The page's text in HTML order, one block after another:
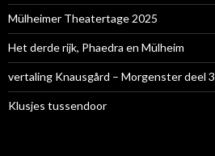
Mülheimer Theatertage 2025
Het derde rijk, Phaedra en Mülheim
vertaling Knausgård – Morgenster deel 3
Klusjes tussendoor